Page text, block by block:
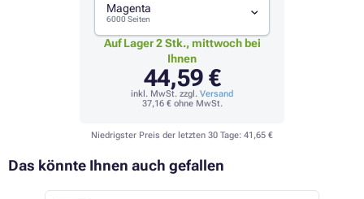
Magenta
6000 Seiten
Auf Lager 2 Stk., mittwoch bei
Ihnen
44,59 €
inkl. MwSt. zzgl. Versand
37,16 €ohne MwSt.
Niedrigster Preis der letzten 30 Tage: 41,65 €
Das könnte Ihnen auch gefallen